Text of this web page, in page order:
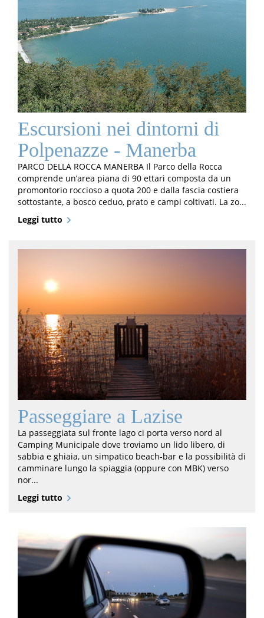
Escursioni nei dintorni di
Polpenazze - Manerba
PARCO DELLA ROCCA MANERBA Il Parco della Rocca
comprende un’area piana di 90 ettari composta da un
promontorio roccioso a quota 200 e dalla fascia costiera
sottostante, a bosco ceduo, prato e campi coltivati. La zo...
Leggi tutto
Passeggiare a Lazise
La passeggiata sul fronte lago ci porta verso nord al
Camping Municipale dove troviamo un lido libero, di
sabbia e ghiaia, un simpatico beach-bar e la possibilità di
camminare lungo la spiaggia (oppure con MBK) verso
nor...
Leggi tutto